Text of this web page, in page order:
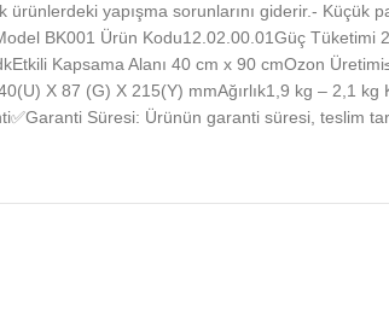
yapışma sorunlarını giderir.- Küçük
BK001 Ürün Kodu12.02.00.01Güç Tüketimi
Kapsama Alanı 40 cm x 90 cmOzon
X 87 (G) X 215(Y) mmAğırlık1,9 kg – 2,1 kg
Süresi: Ürünün garanti süresi, teslim